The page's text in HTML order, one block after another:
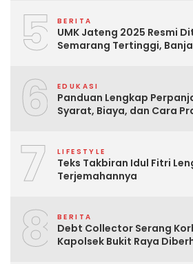
5 BERITA
UMK Jateng 2025 Resmi
Semarang Tertinggi,
6 EDUKASI
Panduan Lengkap
Syarat, Biaya, dan Cara
7 LIFESTYLE
Teks Takbiran Idul Fitri
Terjemahannya
8 BERITA
Debt Collector Serang
Kapolsek Bukit Raya